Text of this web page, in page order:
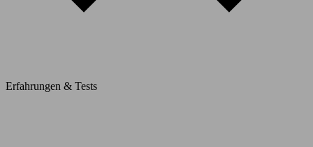
Erfahrungen & Tests